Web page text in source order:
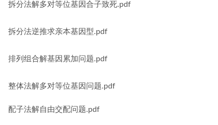
拆分法解多对等位基因合子致死.pdf
拆分法逆推求亲本基因型.pdf
排列组合解基因累加问题.pdf
整体法解多对等位基因问题.pdf
配子法解自由交配问题.pdf